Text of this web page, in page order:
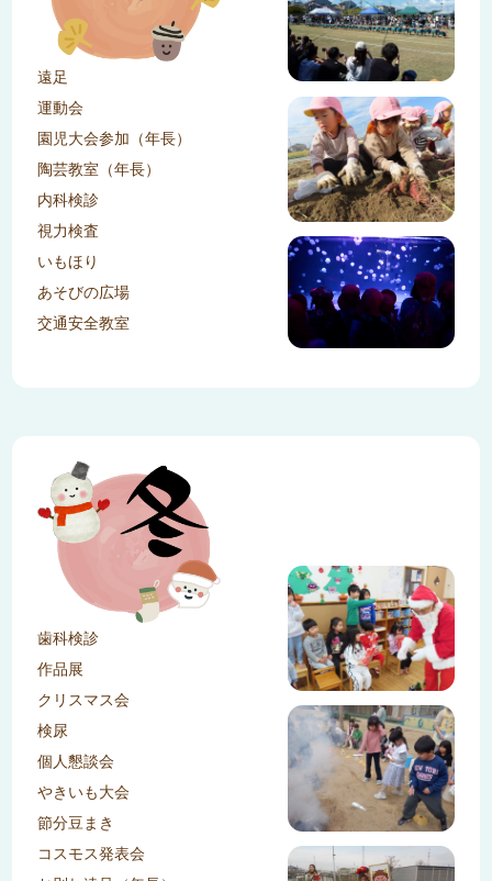
遠足
運動会
園児大会参加（年長）
陶芸教室（年長）
内科検診
視力検査
いもほり
あそびの広場
交通安全教室
歯科検診
作品展
クリスマス会
検尿
個人懇談会
やきいも大会
節分豆まき
コスモス発表会